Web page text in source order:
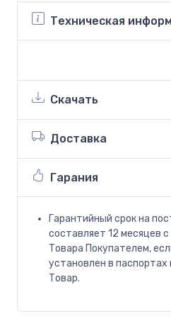
Техническая
Скачать
Доставка
Гарания
Гарантийный срок на
составляет 12 месяцев
Товара Покупателем,
установлен в
Товар.